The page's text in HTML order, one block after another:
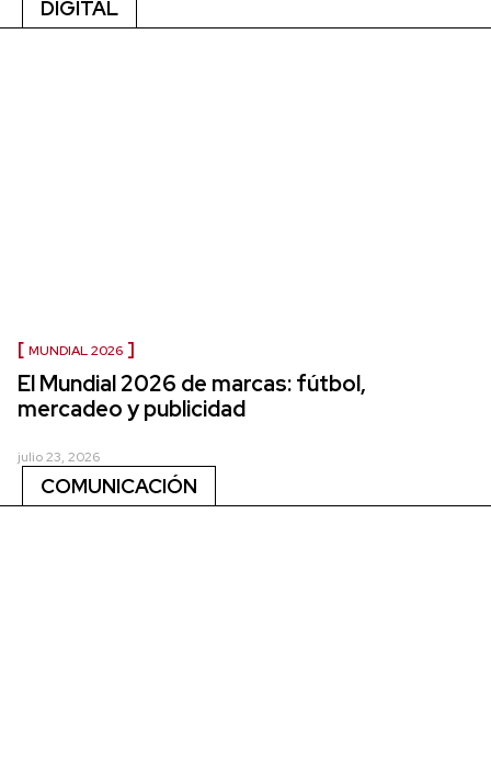
DIGITAL
MUNDIAL 2026
El Mundial 2026 de marcas: fútbol,
mercadeo y publicidad
julio 23, 2026
COMUNICACIÓN